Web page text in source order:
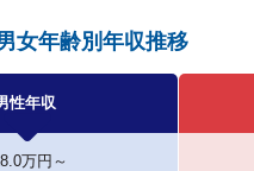
女年齢別年収推移
性年収
万円～